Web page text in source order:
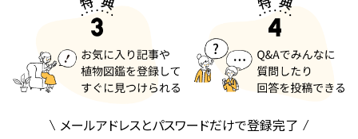
メールアドレスとパスワードだけで登録完了